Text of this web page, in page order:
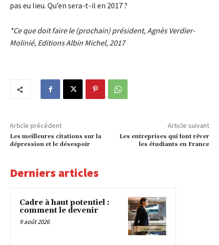
pas eu lieu. Qu’en sera-t-il en 2017 ?
*Ce que doit faire le (prochain) président, Agnès Verdier-
Molinié, Editions Albin Michel, 2017
Article précédent
Les meilleures citations sur la
dépression et le désespoir
Article suivant
Les entreprises qui font rêver
les étudiants en France
Derniers articles
Cadre à haut potentiel :
comment le devenir
9 août 2026